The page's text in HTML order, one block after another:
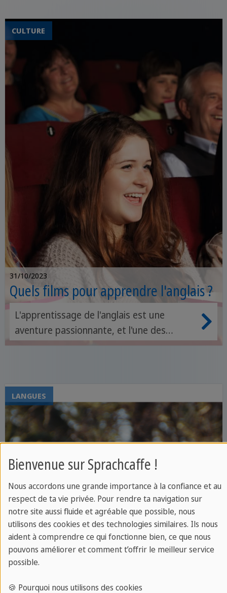
CULTURE
31/10/2023
Quels films pour apprendre l'anglais ?
L'apprentissage de l'anglais est une
aventure passionnante, et l'une des
méthodes les plus divertissantes pour
offrent une opportunité unique d'explorer
la culture, d'améliorer la compréhension
orale, et d'enrichir votre vocabulaire, tout
en vous divertissant. Cependant, il est
votre niveau de compétence en anglais.
Voici un guide pour vous aider à
sélectionner les films idéaux en fonction
de votre niveau.
LANGUES
Bienvenue sur Sprachcaffe !
Nous accordons une grande importance à la confiance et au
respect de ta vie privée. Pour rendre ta navigation sur
notre site aussi fluide et agréable que possible, nous
utilisons des cookies et des technologies similaires. Ils nous
aident à comprendre ce qui fonctionne bien, ce que nous
pouvons améliorer et comment t’offrir le meilleur service
possible.
🍪 Pourquoi nous utilisons des cookies